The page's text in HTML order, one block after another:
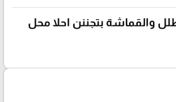
والقماشة بتجننن احلا محل